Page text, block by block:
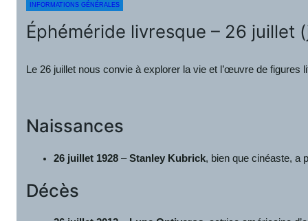
INFORMATIONS GÉNÉRALES
Éphéméride livresque – 26 juillet
Le 26 juillet nous convie à explorer la vie et l’œuvre de
Naissances
26 juillet 1928 –Stanley Kubrick, bien que cinéaste, a
Décès